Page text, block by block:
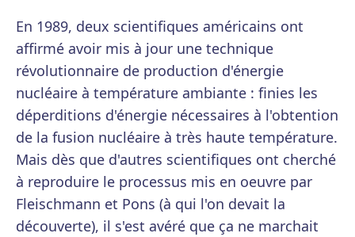
En 1989, deux scientifiques américains ont
affirmé avoir mis à jour une technique
révolutionnaire de production d'énergie
nucléaire à température ambiante : finies les
déperditions d'énergie nécessaires à l'obtention
de la fusion nucléaire à très haute température.
Mais dès que d'autres scientifiques ont cherché
à reproduire le processus mis en oeuvre par
Fleischmann et Pons (à qui l'on devait la
découverte), il s'est avéré que ça ne marchait